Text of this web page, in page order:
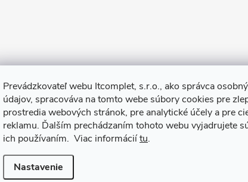
Prevádzkovateľ webu Itcomplet, s.r.o., ako správca
údajov, spracováva na tomto webe súbory cookies pre
prostredia webových stránok, pre analytické účely a pre
reklamu. Ďalším prechádzaním tohoto webu vyjadrujete
ich používaním. Viac informáciítu.
Nastavenie
Upraviť nastavenie cookies